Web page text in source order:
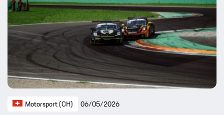
Motorsport (CH) 06/05/2026